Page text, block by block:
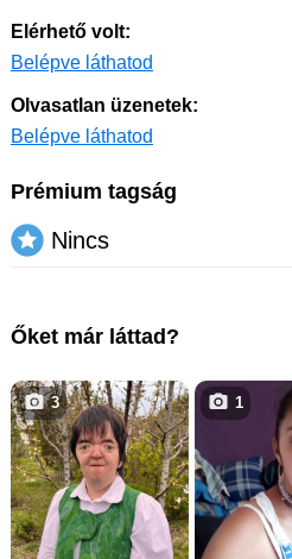
Elérhető volt:
Belépve láthatod
Olvasatlan üzenetek:
Belépve láthatod
Prémium tagság
Nincs
Őket már láttad?
3 1